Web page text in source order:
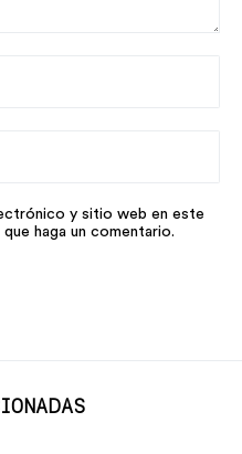
y sitio web en este
haga un comentario.